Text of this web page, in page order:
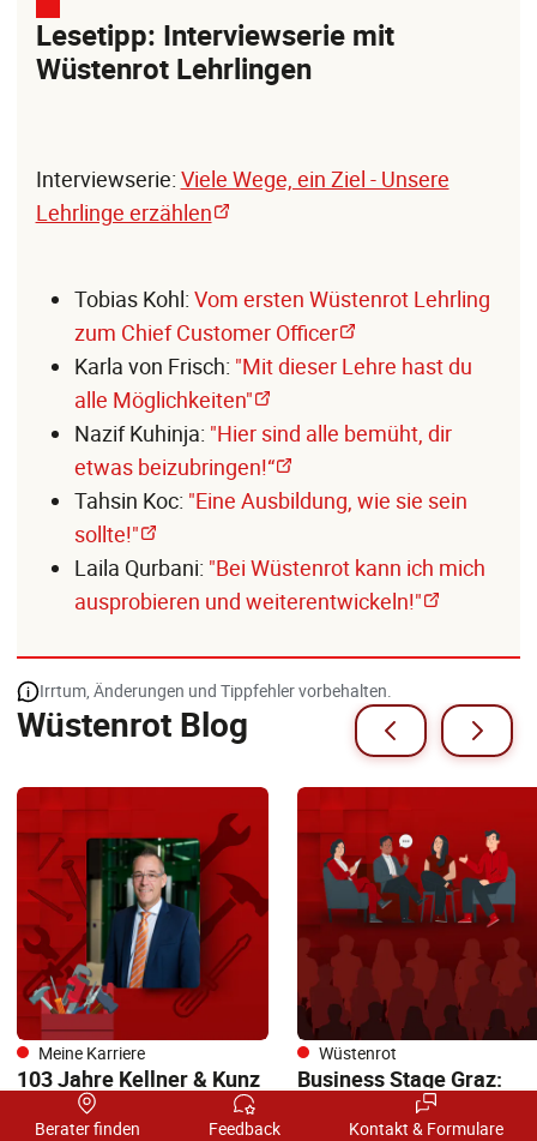
Berater finden Feedback Kontakt & Formulare
Lesetipp: Interviewserie mit
Wüstenrot Lehrlingen
Interviewserie: Viele Wege, ein Ziel - Unsere
Lehrlinge erzählen
Tobias Kohl: Vom ersten Wüstenrot Lehrling
zum Chief Customer Officer
Karla von Frisch: "Mit dieser Lehre hast du
alle Möglichkeiten"
Nazif Kuhinja: "Hier sind alle bemüht, dir
etwas beizubringen!“
Tahsin Koc: "Eine Ausbildung, wie sie sein
sollte!"
Laila Qurbani: "Bei Wüstenrot kann ich mich
ausprobieren und weiterentwickeln!"
Irrtum, Änderungen und Tippfehler vorbehalten.
Wüstenrot Blog
Meine Karriere
103 Jahre Kellner & Kunz
– vom Schraubenladen
zum „C-Teile-
Wüstenrot
Business Stage Graz:
Erfolgsfaktoren von
Unternehmen mit